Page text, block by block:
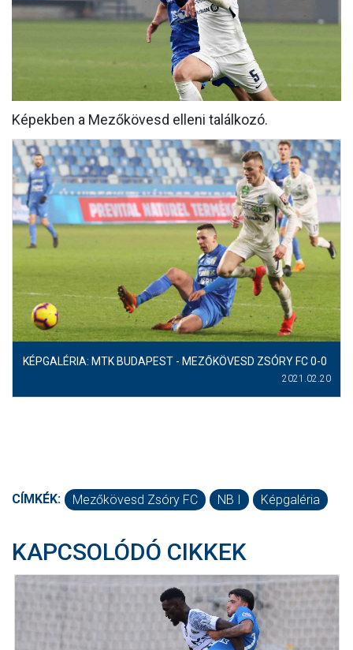
MÉRKŐZÉSEK
KLUB
GALÉRIA
SZURKOLÓI ÉLMÉNYEK
AKKREDITÁCIÓ
Képekben a Mezőkövesd elleni találkozó.
KÉPGALÉRIA: MTK BUDAPEST - MEZŐKÖVESD ZSÓRY FC 0-0
2021.02.20
CÍMKÉK: Mezőkövesd Zsóry FC NB I Képgaléria
KAPCSOLÓDÓ CIKKEK